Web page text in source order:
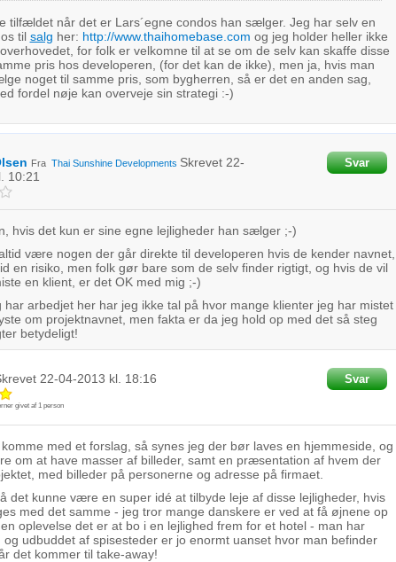
tilfældet når det er Lars´egne condos han sælger. Jeg har selv en
til salg her: http://www.thaihomebase.com og jeg holder heller ikke
for folk er velkomne til at se om de selv kan skaffe disse
pris hos developeren, (for det kan de ikke), men ja, hvis man
noget til samme pris, som bygherren, så er det en anden sag,
fordel nøje kan overveje sin strategi :-)
Fra Thai Sunshine Developments Skrevet 22-
10:21
Svar
hvis det kun er sine egne lejligheder han sælger ;-)
være nogen der går direkte til developeren hvis de kender navnet,
en risiko, men folk gør bare som de selv finder rigtigt, og hvis de vil
en klient, er det OK med mig ;-)
har arbedjet her har jeg ikke tal på hvor mange klienter jeg har mistet
om projektnavnet, men fakta er da jeg hold op med det så steg
betydeligt!
22-04-2013 kl. 18:16
givet af 1person
Svar
med et forslag, så synes jeg der bør laves en hjemmeside, og
om at have masser af billeder, samt en præsentation af hvem der
med billeder på personerne og adresse på firmaet.
det kunne være en super idé at tilbyde leje af disse lejligheder, hvis
med det samme - jeg tror mange danskere er ved at få øjnene op
oplevelse det er at bo i en lejlighed frem for et hotel - man har
og udbuddet af spisesteder er jo enormt uanset hvor man befinder
det kommer til take-away!